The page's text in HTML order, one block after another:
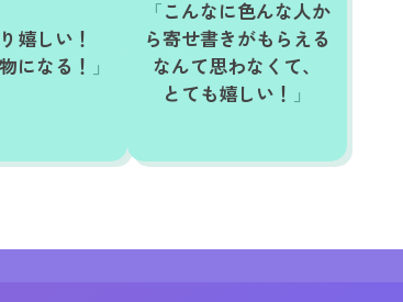
嬉しい！
になる！
こんなに色んな人か
ら寄せ書きがもらえる
なんて思わなくて、
とても嬉しい！